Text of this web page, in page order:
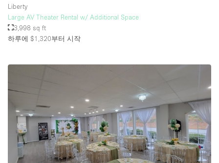
Liberty
Large AV Theater Rental w/ Additional Space
3,998 sq ft
하루에 $1,320부터 시작